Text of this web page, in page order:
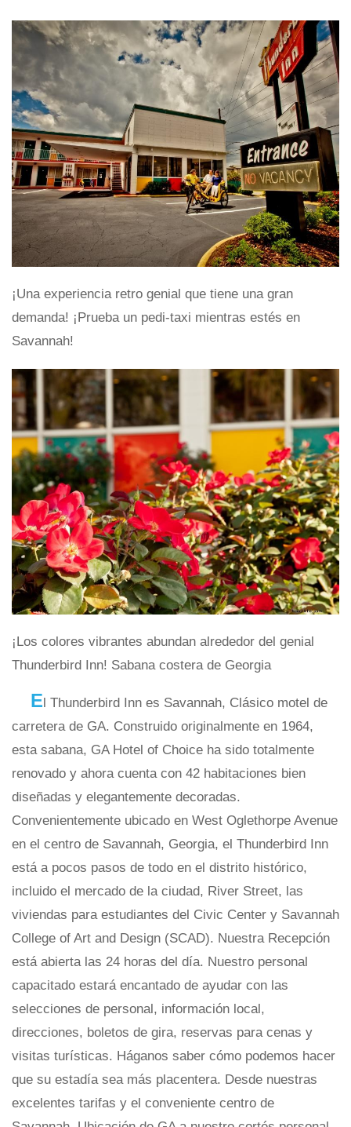
¡Una experiencia retro genial que tiene una gran
demanda! ¡Prueba un pedi-taxi mientras estés en
Savannah!
¡Los colores vibrantes abundan alrededor del genial
Thunderbird Inn! Sabana costera de Georgia
El Thunderbird Inn es Savannah, Clásico motel de
carretera de GA. Construido originalmente en 1964,
esta sabana, GA Hotel of Choice ha sido totalmente
renovado y ahora cuenta con 42 habitaciones bien
diseñadas y elegantemente decoradas.
Convenientemente ubicado en West Oglethorpe Avenue
en el centro de Savannah, Georgia, el Thunderbird Inn
está a pocos pasos de todo en el distrito histórico,
incluido el mercado de la ciudad, River Street, las
viviendas para estudiantes del Civic Center y Savannah
College of Art and Design (SCAD). Nuestra Recepción
está abierta las 24 horas del día. Nuestro personal
capacitado estará encantado de ayudar con las
selecciones de personal, información local,
direcciones, boletos de gira, reservas para cenas y
visitas turísticas. Háganos saber cómo podemos hacer
que su estadía sea más placentera. Desde nuestras
excelentes tarifas y el conveniente centro de